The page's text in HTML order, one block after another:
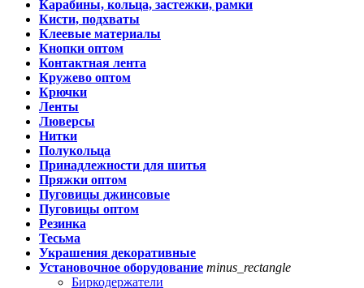
Карабины, кольца, застежки, рамки
Кисти, подхваты
Клеевые материалы
Кнопки оптом
Контактная лента
Кружево оптом
Крючки
Ленты
Люверсы
Нитки
Полукольца
Принадлежности для шитья
Пряжки оптом
Пуговицы джинсовые
Пуговицы оптом
Резинка
Тесьма
Украшения декоративные
Установочное оборудование minus_rectangle
Биркодержатели